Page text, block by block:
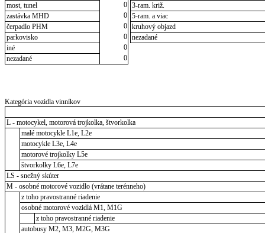
most, tunel
0
zastávka MHD
0
čerpadlo PHM
0
parkovisko
0
iné
0
nezadané
0
3-ram. križ.
5-ram. a viac
kruhový objazd
nezadané
Kategória vozidla vinníkov
L - motocykel, motorová trojkolka, štvorkolka
malé motocykle L1e, L2e
motocykle L3e, L4e
motorové trojkolky L5e
štvorkolky L6e, L7e
LS - snežný skúter
M - osobné motorové vozidlo (vrátane terénneho)
z toho pravostranné riadenie
osobné motorové vozidlá M1, M1G
z toho pravostranné riadenie
autobusy M2, M3, M2G, M3G